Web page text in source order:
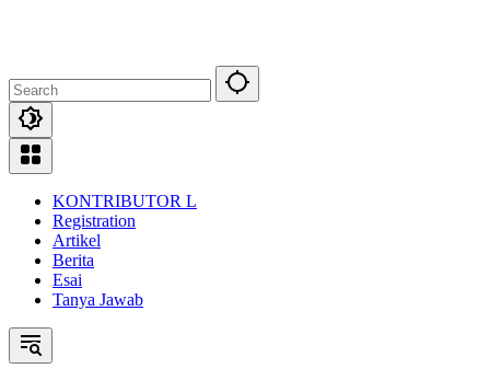
KONTRIBUTOR L
Registration
Artikel
Berita
Esai
Tanya Jawab